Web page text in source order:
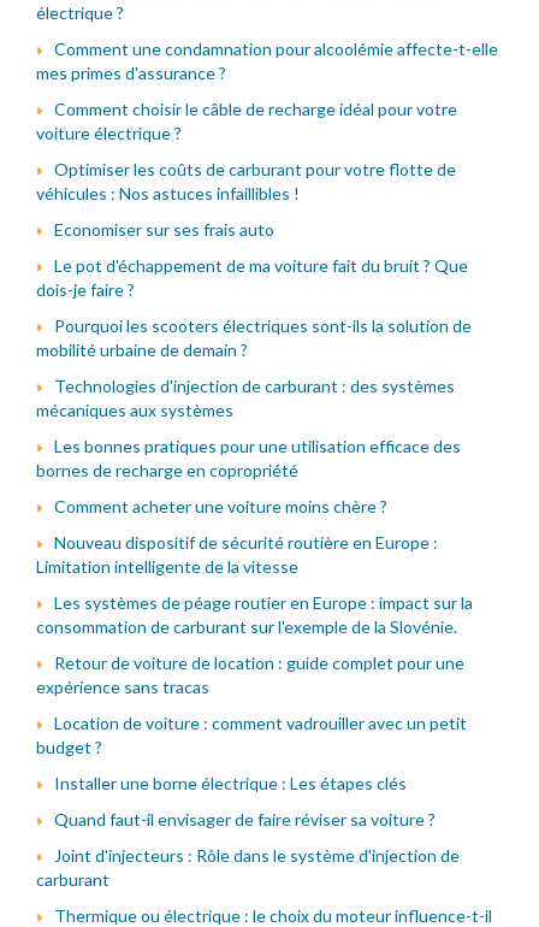
électrique ?
Comment une condamnation pour alcoolémie affecte-t-elle
mes primes d'assurance ?
Comment choisir le câble de recharge idéal pour votre
voiture électrique ?
Optimiser les coûts de carburant pour votre flotte de
véhicules : Nos astuces infaillibles !
Economiser sur ses frais auto
Le pot d'échappement de ma voiture fait du bruit ? Que
dois-je faire ?
Pourquoi les scooters électriques sont-ils la solution de
mobilité urbaine de demain ?
Technologies d'injection de carburant : des systèmes
mécaniques aux systèmes
Les bonnes pratiques pour une utilisation efficace des
bornes de recharge en copropriété
Comment acheter une voiture moins chère ?
Nouveau dispositif de sécurité routière en Europe :
Limitation intelligente de la vitesse
Les systèmes de péage routier en Europe : impact sur la
consommation de carburant sur l'exemple de la Slovénie.
Retour de voiture de location : guide complet pour une
expérience sans tracas
Location de voiture : comment vadrouiller avec un petit
budget ?
Installer une borne électrique : Les étapes clés
Quand faut-il envisager de faire réviser sa voiture ?
Joint d'injecteurs : Rôle dans le système d'injection de
carburant
Thermique ou électrique : le choix du moteur influence-t-il